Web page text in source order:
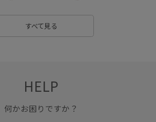
すべて見る
HELP
何かお困りですか？